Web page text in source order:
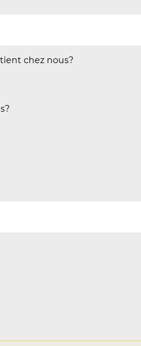
chez nous?